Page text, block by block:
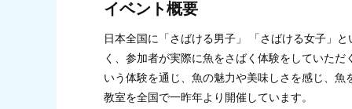
イベント概要
日本全国に「さばける男子」 「さばける女子」
く、参加者が実際に魚をさばく体験をしていた
いう体験を通じ、魚の魅力や美味しさを感じ、
教室を全国で一昨年より開催しています。